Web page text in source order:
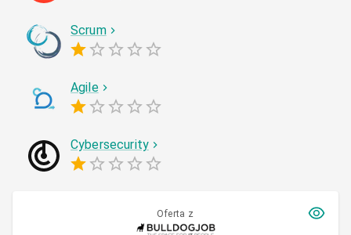
Scrum
Agile
Cybersecurity
Oferta z